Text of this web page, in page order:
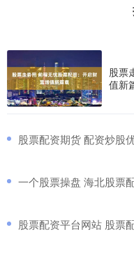
股票
值新
股票配资期货 配资炒股
一个股票操盘 海北股票
股票配资平台网站 股票